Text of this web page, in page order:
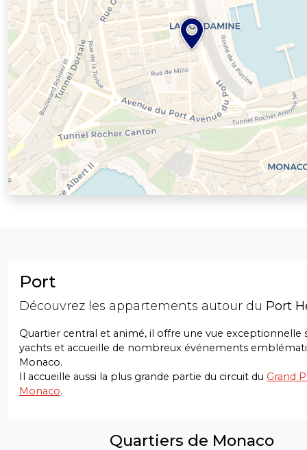
Port
Découvrez les appartements autour du Port
Quartier central et animé, il offre une vue exceptionnelle
yachts et accueille de nombreux événements
Monaco.
Il accueille aussi la plus grande partie du circuit du Grand
Monaco.
Quartiers de Monaco